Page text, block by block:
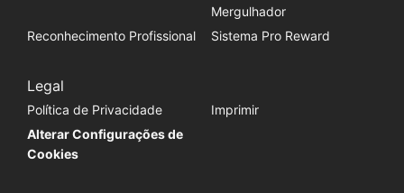
Mergulhador
Reconhecimento Profissional
Sistema Pro Reward
Legal
Política de Privacidade
Imprimir
Alterar Configurações de
Cookies